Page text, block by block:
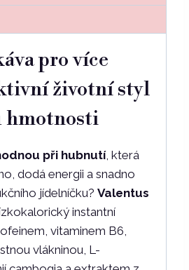
pro více
životní styl
hmotnosti
při hubnutí, která
dodá energii a snadno
jídelníčku? Valentus
instantní
vitaminem B6,
vlákninou, L-